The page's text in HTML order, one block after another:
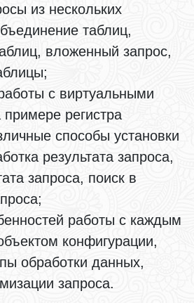
из нескольких
таблиц,
вложенный запрос,
с виртуальными
регистра
способы установки
результата запроса,
запроса, поиск в
работы с каждым
конфигурации,
обработки данных,
запроса.